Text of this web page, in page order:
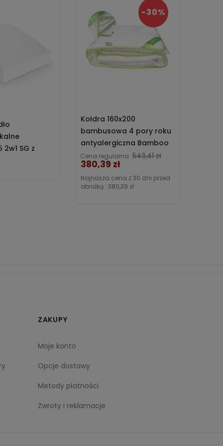
2w1 SG z
Kołdra 160x200
bambusowa 4 pory roku
antyalergiczna Bamboo
Poldaun
Cena regularna 543,41 zł
-30%
380,39 zł
Najniższa cena z 30 dni przed
obniżką : 380,39 zł
ZAKUPY
Moje konto
Opcje dostawy
Metody płatności
Zwroty i reklamacje